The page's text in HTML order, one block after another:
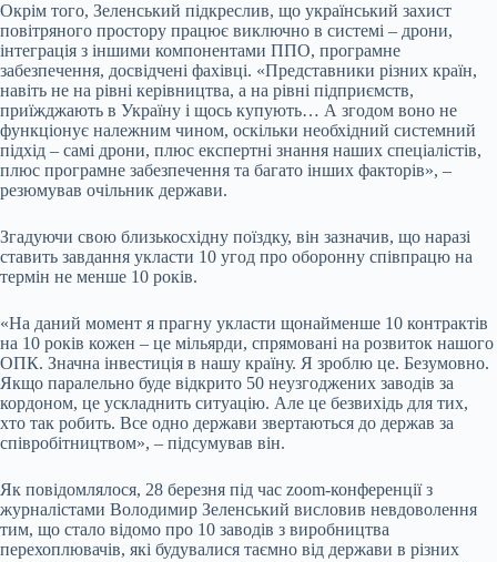
Окрім того, Зеленський підкреслив, що український захист
повітряного простору працює виключно в системі – дрони,
інтеграція з іншими компонентами ППО, програмне
забезпечення, досвідчені фахівці. «Представники різних країн,
навіть не на рівні керівництва, а на рівні підприємств,
приїжджають в Україну і щось купують… А згодом воно не
функціонує належним чином, оскільки необхідний системний
підхід – самі дрони, плюс експертні знання наших спеціалістів,
плюс програмне забезпечення та багато інших факторів», –
резюмував очільник держави.
Згадуючи свою близькосхідну поїздку, він зазначив, що наразі
ставить завдання укласти 10 угод про оборонну співпрацю на
термін не менше 10 років.
«На даний момент я прагну укласти щонайменше 10 контрактів
на 10 років кожен – це мільярди, спрямовані на розвиток нашого
ОПК. Значна інвестиція в нашу країну. Я зроблю це. Безумовно.
Якщо паралельно буде відкрито 50 неузгоджених заводів за
кордоном, це ускладнить ситуацію. Але це безвихідь для тих,
хто так робить. Все одно держави звертаються до держав за
співробітництвом», – підсумував він.
Як повідомлялося, 28 березня під час zoom-конференції з
журналістами Володимир Зеленський висловив невдоволення
тим, що стало відомо про 10 заводів з виробництва
перехоплювачів, які будувалися таємно від держави в різних